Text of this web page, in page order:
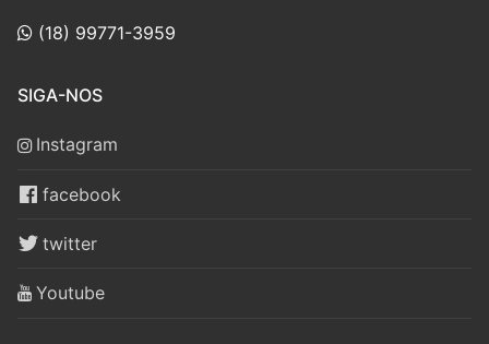
(18) 99771-3959
SIGA-NOS
Instagram
facebook
twitter
Youtube